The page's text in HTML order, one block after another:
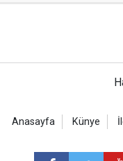
Anasayfa Künye